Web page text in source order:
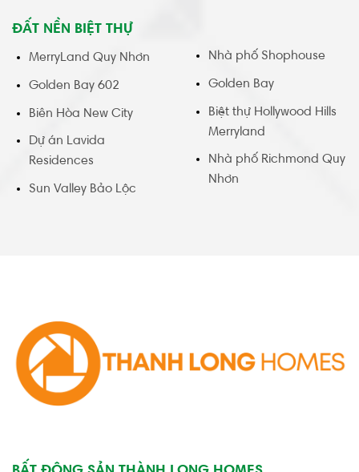
ĐẤT NỀN BIỆT THỰ
MerryLand Quy Nhơn
Golden Bay 602
Biên Hòa New City
Dự án Lavida
Residences
Sun Valley Bảo Lộc
Nhà phố Shophouse
Golden Bay
Biệt thự Hollywood Hills
Merryland
Nhà phố Richmond Quy
Nhơn